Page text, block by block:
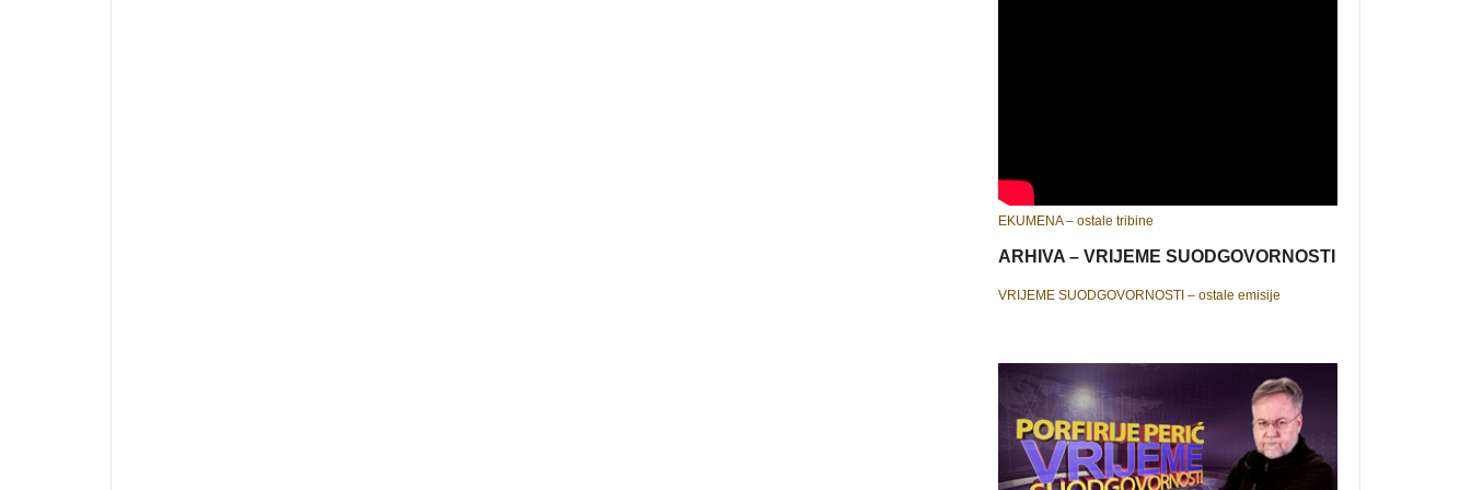
EKUMENA – ostale tribine
ARHIVA – VRIJEME SUODGOVORNOSTI
VRIJEME SUODGOVORNOSTI – ostale emisije